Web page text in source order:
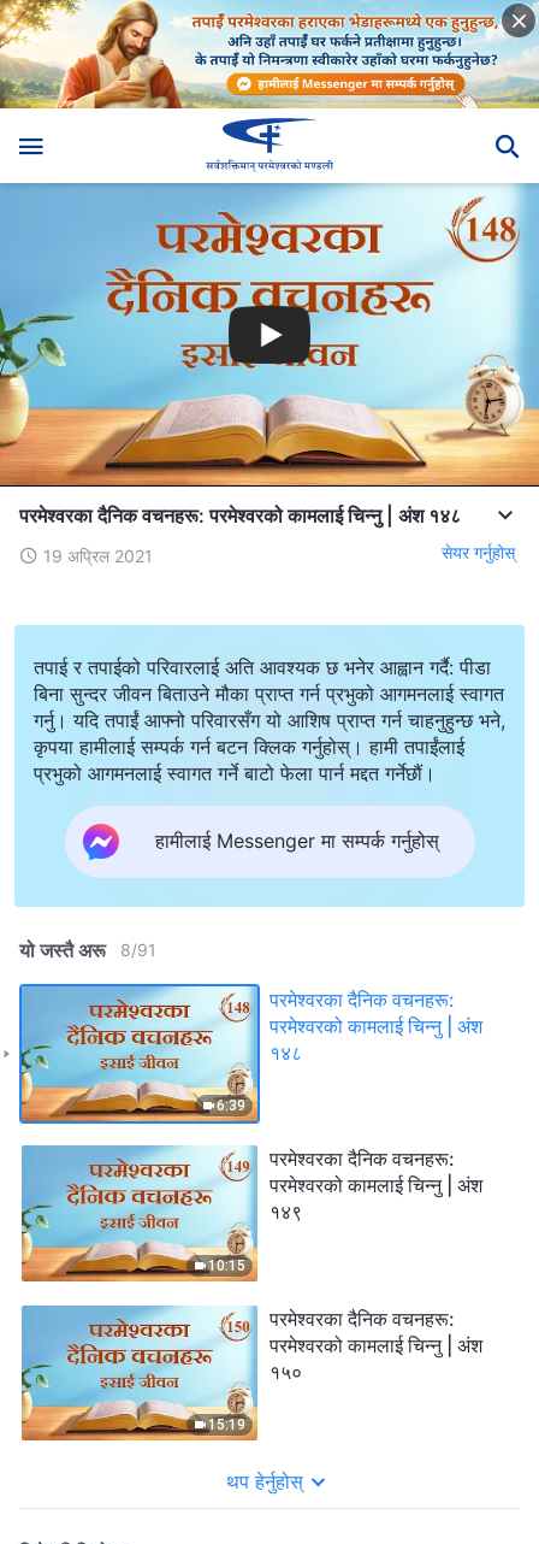
परमेश्‍वरका दैनिक वचनहरू: परमेश्‍वरको कामलाई चिन्‍नु | अंश १४८
19 अप्रिल 2021 सेयर गर्नुहोस्
तपाई र तपाईको परिवारलाई अति आवश्यक छ भनेर आह्वान गर्दै: पीडा
बिना सुन्दर जीवन बिताउने मौका प्राप्त गर्न प्रभुको आगमनलाई स्वागत
गर्नु। यदि तपाईं आफ्नो परिवारसँग यो आशिष प्राप्त गर्न चाहनुहुन्छ भने,
कृपया हामीलाई सम्पर्क गर्न बटन क्लिक गर्नुहोस्। हामी तपाईंलाई
प्रभुको आगमनलाई स्वागत गर्ने बाटो फेला पार्न मद्दत गर्नेछौं।
हामीलाई Messenger मा सम्पर्क गर्नुहोस्
यो जस्तै अरू 8/91
6:39
परमेश्‍वरका दैनिक वचनहरू:
परमेश्‍वरको कामलाई चिन्‍नु | अंश
१४८
10:15
परमेश्‍वरका दैनिक वचनहरू:
परमेश्‍वरको कामलाई चिन्‍नु | अंश
१४९
15:19
परमेश्‍वरका दैनिक वचनहरू:
परमेश्‍वरको कामलाई चिन्‍नु | अंश
१५०
थप हेर्नुहोस्